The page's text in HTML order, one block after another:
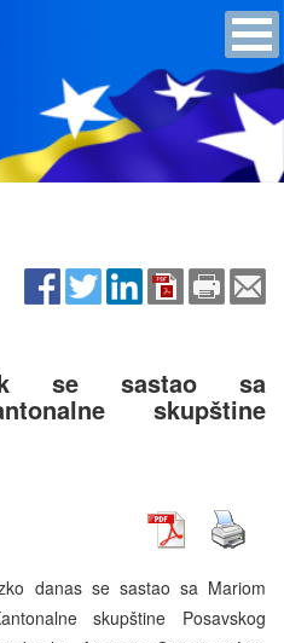
se sastao sa
skupštine
danas se sastao sa Mariom
skupštine Posavskog